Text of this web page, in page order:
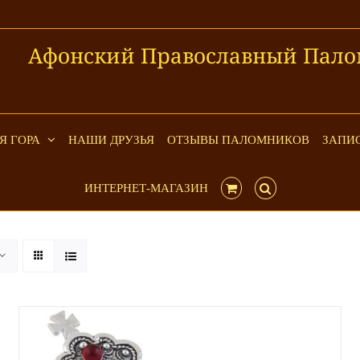
Афонский Православный
ГОРА НАШИ ДРУЗЬЯ ОТЗЫВЫ ПАЛОМНИКОВ
ИНТЕРНЕТ-МАГАЗИН